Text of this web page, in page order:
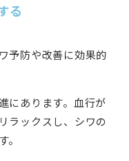
る
予防や改善に効果的
にあります。血行が
ラックスし、シワの